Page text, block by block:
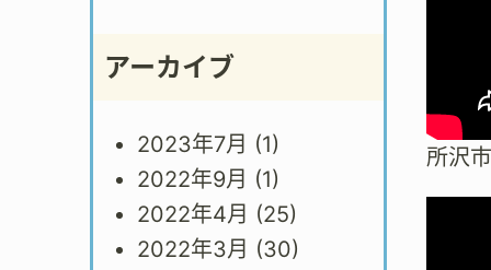
アーカイブ
2023年7月 (1)
2022年9月 (1)
2022年4月 (25)
2022年3月 (30)
所沢